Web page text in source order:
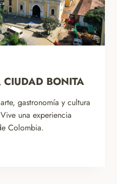
BONITA
gastronomía y cultura
una experiencia
Colombia.